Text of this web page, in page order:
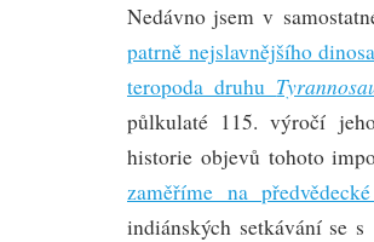
Nedávno jsem v
patrně nejslavnějšího
teropoda druhu
půlkulaté 115. výročí
historie objevů tohoto
zaměříme na
indiánských setkávání se